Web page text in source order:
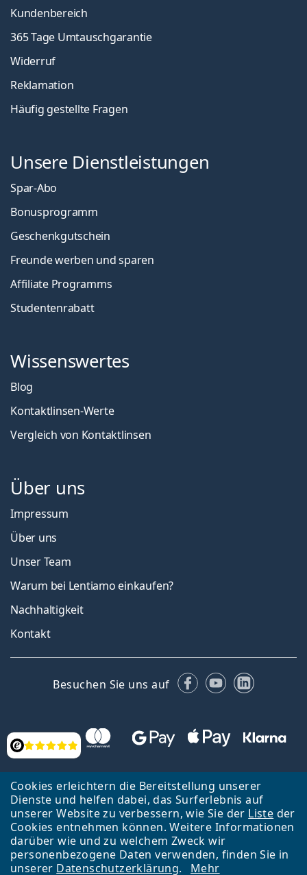
Cookies erleichtern die Bereitstellung unserer
Dienste und helfen dabei, das Surferlebnis auf
unserer Website zu verbessern, wie Sie der Liste der
Cookies entnehmen können. Weitere Informationen
darüber wie und zu welchem Zweck wir
personenbezogene Daten verwenden, finden Sie in
unserer Datenschutzerklärung. Mehr
Bewertung
Kundenbereich
365 Tage Umtauschgarantie
Widerruf
Reklamation
Häufig gestellte Fragen
Unsere Dienstleistungen
Spar-Abo
Bonusprogramm
Geschenkgutschein
Freunde werben und sparen
Affiliate Programms
Studentenrabatt
Wissenswertes
Blog
Kontaktlinsen-Werte
Vergleich von Kontaktlinsen
Über uns
Impressum
Über uns
Unser Team
Warum bei Lentiamo einkaufen?
Nachhaltigkeit
Kontakt
Besuchen Sie uns auf Facebook
YouTubeLinkedIn
Zurück zur Hauptseite
Nach oben
Lentiamo s.r.o., Tschechien ist Eigentümer und Betreiber des Online-
Shops Lentiamo.at
Seit 18 Jahren sind wir für Sie da.